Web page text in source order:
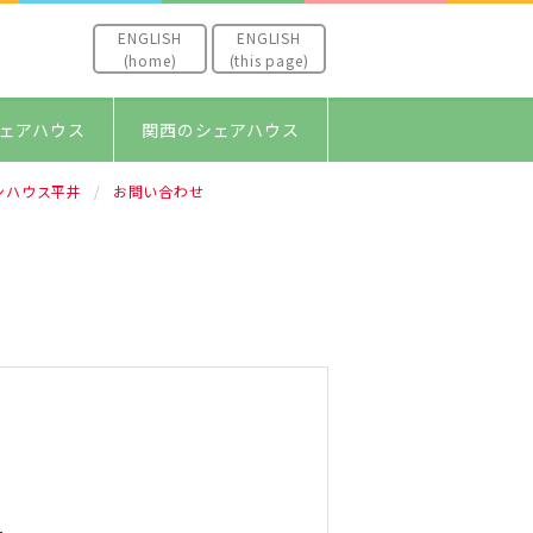
ENGLISH
(home)
ENGLISH
(this page)
アハウス 関西のシェアハウス
ハウス平井 お問い合わせ